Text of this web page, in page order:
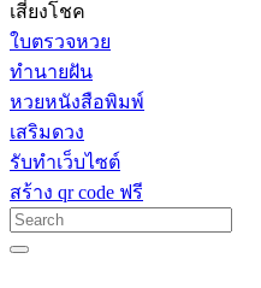
เสี่ยงโชค
ใบตรวจหวย
ทำนายฝัน
หวยหนังสือพิมพ์
เสริมดวง
รับทำเว็บไซต์
สร้าง qr code ฟรี